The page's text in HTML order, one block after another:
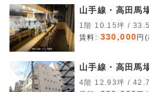
山手線・高田馬
1階 10.15坪 /
賃料: 330,000 円
山手線・高田馬
4階 12.93坪 /